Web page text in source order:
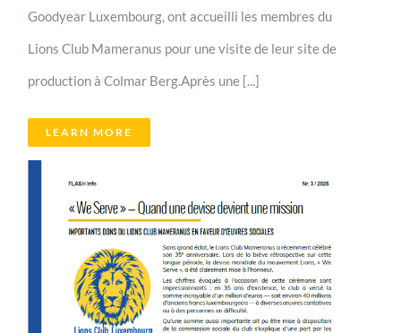
Goodyear Luxembourg, ont accueilli les membres du
Lions Club Mameranus pour une visite de leur site de
production à Colmar Berg.Après une [...]
LEARN MORE